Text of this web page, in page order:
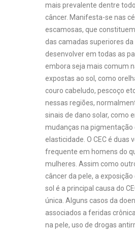
mais prevalente dentre
câncer. Manifesta-se nas
escamosas, que
das camadas superiores da
desenvolver em todas as
embora seja mais comum
expostas ao sol, como
couro cabeludo, pescoço
nessas regiões,
sinais de dano solar, como
mudanças na pigmentação
elasticidade. O CEC é duas
frequente em homens do
mulheres. Assim como
câncer da pele, a exposição
sol é a principal causa do
única. Alguns casos da
associados a feridas
na pele, uso de drogas